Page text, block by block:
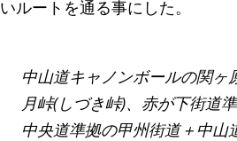
いルートを通る事にした。
中山道キャノンボールの関
月峠(しづき峠)、赤が下街道
中央道準拠の甲州街道＋中